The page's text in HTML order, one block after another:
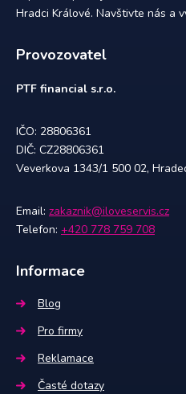
Hradci Králové. Navštivte nás a
Provozovatel
PTF financial s.r.o.
IČO: 28806361
DIČ: CZ28806361
Veverkova 1343/1 500 02,
Email: zakaznik@iloveservis.cz
Telefon: +420 778 759 708
Informace
Blog
Pro firmy
Reklamace
Časté dotazy